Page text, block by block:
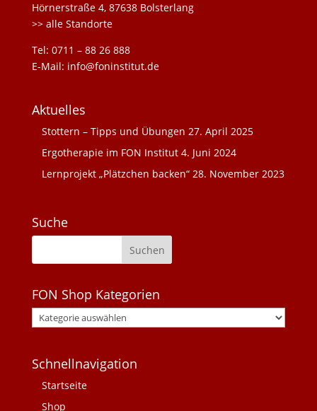
Hörnerstraße 4, 87638 Bolsterlang
>> alle Standorte
Tel: 0711 – 88 26 888
E-Mail: info@foninstitut.de
Aktuelles
Stottern – Tipps und Übungen 27. April 2025
Ergotherapie im FON Institut 4. Juni 2024
Lernprojekt „Plätzchen backen“ 28. November 2023
Suche
FON Shop Kategorien
Schnellnavigation
Startseite
Shop